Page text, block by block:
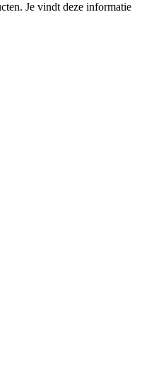
Je vindt deze informatie